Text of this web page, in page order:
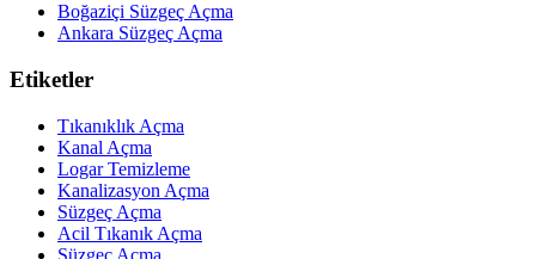
Boğaziçi Süzgeç Açma
Ankara Süzgeç Açma
Etiketler
Tıkanıklık Açma
Kanal Açma
Logar Temizleme
Kanalizasyon Açma
Süzgeç Açma
Acil Tıkanık Açma
Süzgeç Açma